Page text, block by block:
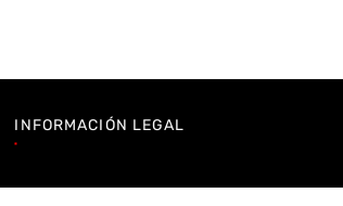
INFORMACIÓN LEGAL